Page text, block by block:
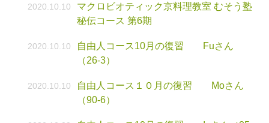
2020.10.10
マクロビオティック京料理教室 むそう塾
秘伝コース 第6期
2020.10.10
自由人コース10月の復習 Fuさん
（26-3）
2020.10.10
自由人コース１０月の復習 Moさん
（90-6）